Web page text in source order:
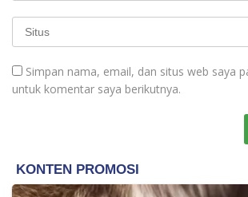
Simpan nama, email, dan situs web saya
untuk komentar saya berikutnya.